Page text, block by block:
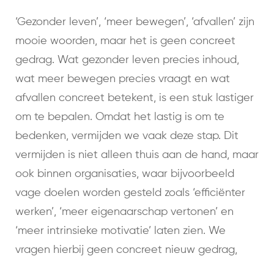
‘Gezonder leven’, ‘meer bewegen’, ‘afvallen’ zijn
mooie woorden, maar het is geen concreet
gedrag. Wat gezonder leven precies inhoud,
wat meer bewegen precies vraagt en wat
afvallen concreet betekent, is een stuk lastiger
om te bepalen. Omdat het lastig is om te
bedenken, vermijden we vaak deze stap. Dit
vermijden is niet alleen thuis aan de hand, maar
ook binnen organisaties, waar bijvoorbeeld
vage doelen worden gesteld zoals ‘efficiënter
werken’, ‘meer eigenaarschap vertonen’ en
‘meer intrinsieke motivatie’ laten zien. We
vragen hierbij geen concreet nieuw gedrag,